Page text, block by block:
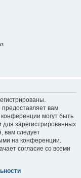
предоставляет вам
могут быть
зарегистрированных
вам следует
на конференции.
согласие со всеми